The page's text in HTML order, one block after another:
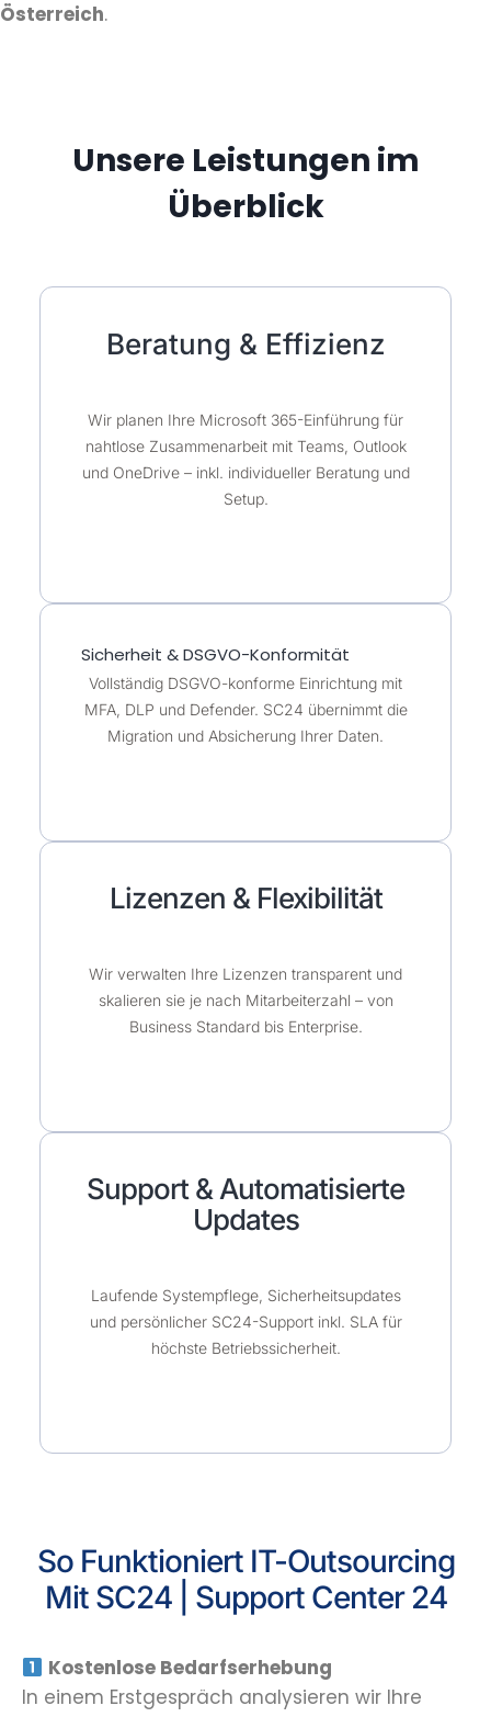
Österreich.
Unsere Leistungen im
Überblick
Beratung & Effizienz
Wir planen Ihre Microsoft 365-Einführung für
nahtlose Zusammenarbeit mit Teams, Outlook
und OneDrive – inkl. individueller Beratung und
Setup.
Sicherheit & DSGVO-Konformität
Vollständig DSGVO-konforme Einrichtung mit
MFA, DLP und Defender. SC24 übernimmt die
Migration und Absicherung Ihrer Daten.
Lizenzen & Flexibilität
Wir verwalten Ihre Lizenzen transparent und
skalieren sie je nach Mitarbeiterzahl – von
Business Standard bis Enterprise.
Support & Automatisierte
Updates
Laufende Systempflege, Sicherheitsupdates
und persönlicher SC24-Support inkl. SLA für
höchste Betriebssicherheit.
So Funktioniert IT-Outsourcing
Mit SC24 | Support Center 24
Kostenlose Bedarfserhebung
In einem Erstgespräch analysieren wir Ihre